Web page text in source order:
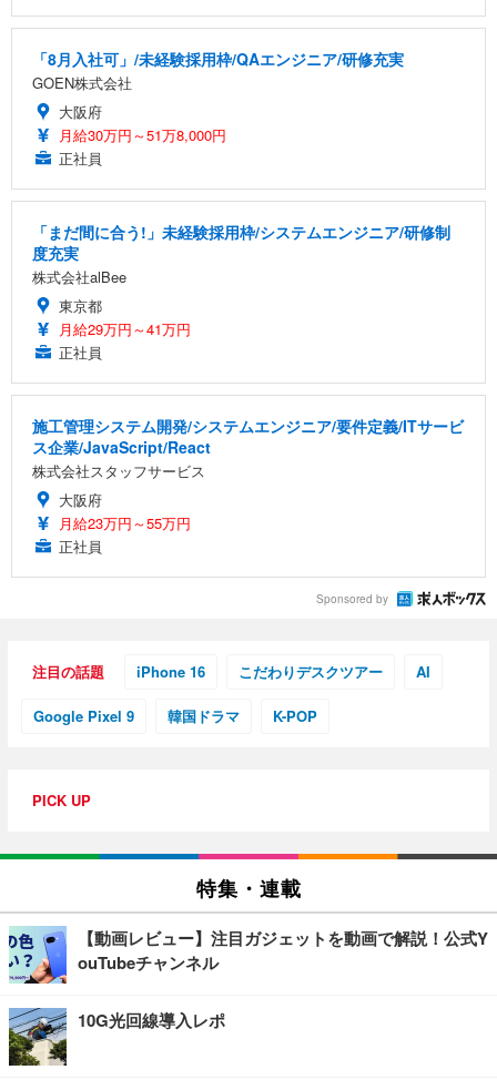
「8月入社可」/未経験採用枠/QAエンジニア/研修充実
GOEN株式会社
大阪府
月給30万円～51万8,000円
正社員
「まだ間に合う!」未経験採用枠/システムエンジニア/研修制
度充実
株式会社alBee
東京都
月給29万円～41万円
正社員
施工管理システム開発/システムエンジニア/要件定義/ITサービ
ス企業/JavaScript/React
株式会社スタッフサービス
大阪府
月給23万円～55万円
正社員
Sponsored by
注目の話題 iPhone 16 こだわりデスクツアー AI
Google Pixel 9 韓国ドラマ K-POP
PICK UP
特集・連載
【動画レビュー】注目ガジェットを動画で解説！公式Y
ouTubeチャンネル
10G光回線導入レポ